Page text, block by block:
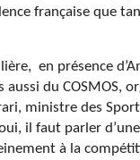
française que
en présence
aussi du COSMOS,
ministre des
il faut parler
à la